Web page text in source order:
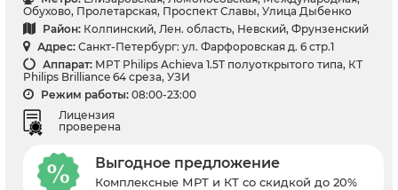
Обухово, Пролетарская, Проспект Славы, Улица Дыбенко
Район: Колпинский, Лен. область, Невский, Фрунзенский
Адрес: Санкт-Петербург: ул. Фарфоровская д. 6 стр.1
Аппарат: МРТ Philips Achieva 1.5T полуоткрытого типа, КТ
Philips Brilliance 64 среза, УЗИ
Режим работы: 08:00-23:00
Лицензия
проверена
Выгодное предложение
Комплексные МРТ и КТ со скидкой до 20%